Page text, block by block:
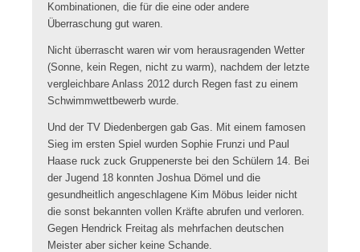
Kombinationen, die für die eine oder andere
Überraschung gut waren.
Nicht überrascht waren wir vom herausragenden Wetter
(Sonne, kein Regen, nicht zu warm), nachdem der letzte
vergleichbare Anlass 2012 durch Regen fast zu einem
Schwimmwettbewerb wurde.
Und der TV Diedenbergen gab Gas. Mit einem famosen
Sieg im ersten Spiel wurden Sophie Frunzi und Paul
Haase ruck zuck Gruppenerste bei den Schülern 14. Bei
der Jugend 18 konnten Joshua Dömel und die
gesundheitlich angeschlagene Kim Möbus leider nicht
die sonst bekannten vollen Kräfte abrufen und verloren.
Gegen Hendrick Freitag als mehrfachen deutschen
Meister aber sicher keine Schande.